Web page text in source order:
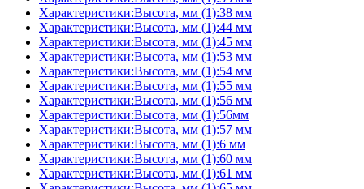
Характеристики:Высота, мм (1):38 мм
Характеристики:Высота, мм (1):44 мм
Характеристики:Высота, мм (1):45 мм
Характеристики:Высота, мм (1):53 мм
Характеристики:Высота, мм (1):54 мм
Характеристики:Высота, мм (1):55 мм
Характеристики:Высота, мм (1):56 мм
Характеристики:Высота, мм (1):56мм
Характеристики:Высота, мм (1):57 мм
Характеристики:Высота, мм (1):6 мм
Характеристики:Высота, мм (1):60 мм
Характеристики:Высота, мм (1):61 мм